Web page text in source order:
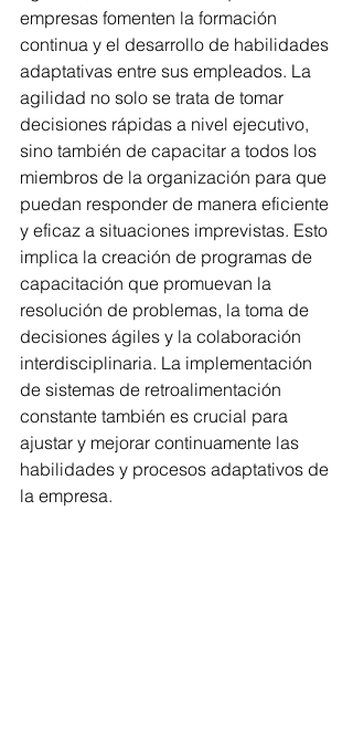
empresas fomenten la formación
continua y el desarrollo de habilidades
adaptativas entre sus empleados. La
agilidad no solo se trata de tomar
decisiones rápidas a nivel ejecutivo,
sino también de capacitar a todos los
miembros de la organización para que
puedan responder de manera eficiente
y eficaz a situaciones imprevistas. Esto
implica la creación de programas de
capacitación que promuevan la
resolución de problemas, la toma de
decisiones ágiles y la colaboración
interdisciplinaria. La implementación
de sistemas de retroalimentación
constante también es crucial para
ajustar y mejorar continuamente las
habilidades y procesos adaptativos de
la empresa.